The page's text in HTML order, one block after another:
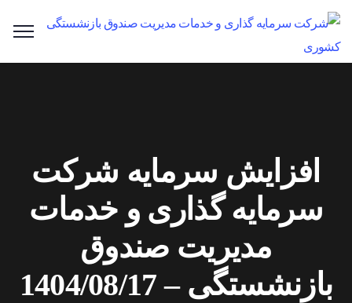
افزایش سرمایه شرکت
سرمایه گذاری و خدمات
مدیریت صندوق
بازنشستگی – 1404/08/17